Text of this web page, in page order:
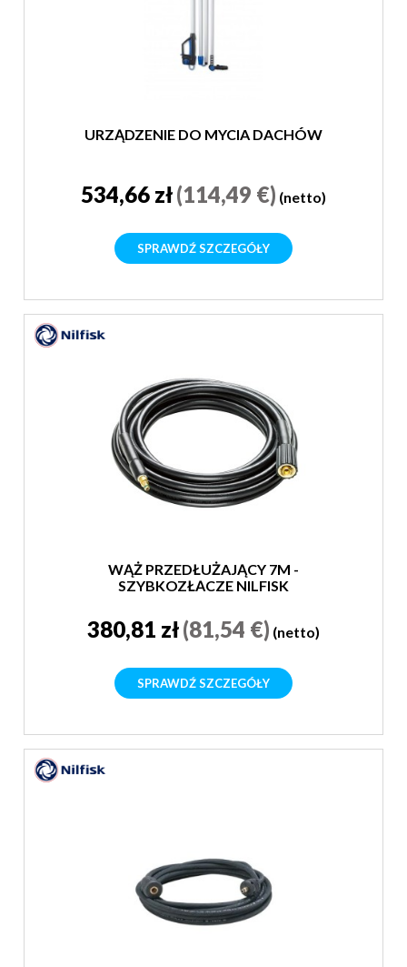
URZĄDZENIE DO MYCIA DACHÓW
534,66 zł(114,49 €) (netto)
SPRAWDŹ SZCZEGÓŁY
WĄŻ PRZEDŁUŻAJĄCY 7M -
SZYBKOZŁĄCZE NILFISK
380,81 zł(81,54 €) (netto)
SPRAWDŹ SZCZEGÓŁY